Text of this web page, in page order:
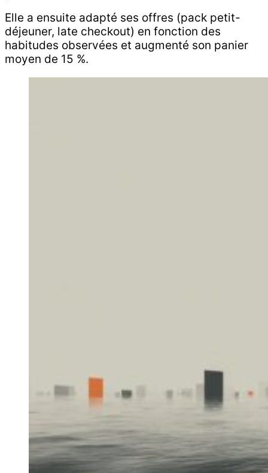
Elle a ensuite adapté ses offres (pack petit-
déjeuner, late checkout) en fonction des
habitudes observées et augmenté son panier
moyen de 15 %.